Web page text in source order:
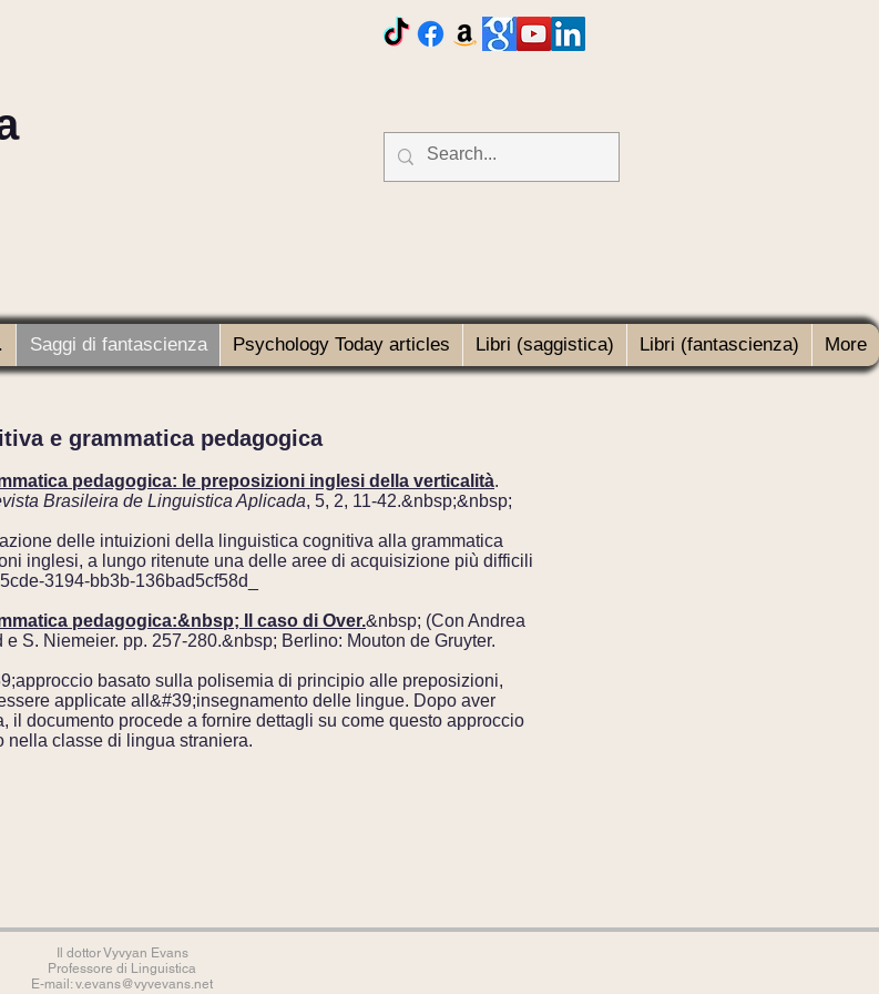
Saggi di fantascienza Psychology Today articles Libri (saggistica) Libri (fantascienza) More
e grammatica pedagogica
pedagogica: le preposizioni inglesi della verticalità.
Brasileira de Linguistica Aplicada, 5, 2, 11-42.&nbsp;&nbsp;
delle intuizioni della linguistica cognitiva alla grammatica
inglesi, a lungo ritenute una delle aree di acquisizione più difficili
3194-bb3b-136bad5cf58d_
pedagogica:&nbsp; Il caso di Over.&nbsp; (Con Andrea
S. Niemeier. pp. 257-280.&nbsp; Berlino: Mouton de Gruyter.
basato sulla polisemia di principio alle preposizioni,
applicate all&#39;insegnamento delle lingue. Dopo aver
documento procede a fornire dettagli su come questo approccio
classe di lingua straniera.
Il dottor Vyvyan Evans
Professore di Linguistica
E-mail:v.evans@vyvevans.net